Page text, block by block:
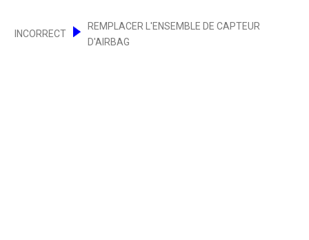
INCORRECT
REMPLACER L'ENSEMBLE DE CAPTEUR
D'AIRBAG